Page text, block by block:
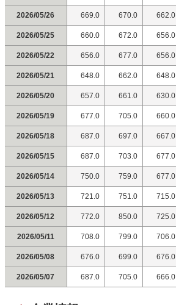
2026/05/26 669.0 670.0 662.0
2026/05/25 660.0 672.0 656.0
2026/05/22 656.0 677.0 656.0
2026/05/21 648.0 662.0 648.0
2026/05/20 657.0 661.0 630.0
2026/05/19 677.0 705.0 660.0
2026/05/18 687.0 697.0 667.0
2026/05/15 687.0 703.0 677.0
2026/05/14 750.0 759.0 677.0
2026/05/13 721.0 751.0 715.0
2026/05/12 772.0 850.0 725.0
2026/05/11 708.0 799.0 706.0
2026/05/08 676.0 699.0 676.0
2026/05/07 687.0 705.0 666.0